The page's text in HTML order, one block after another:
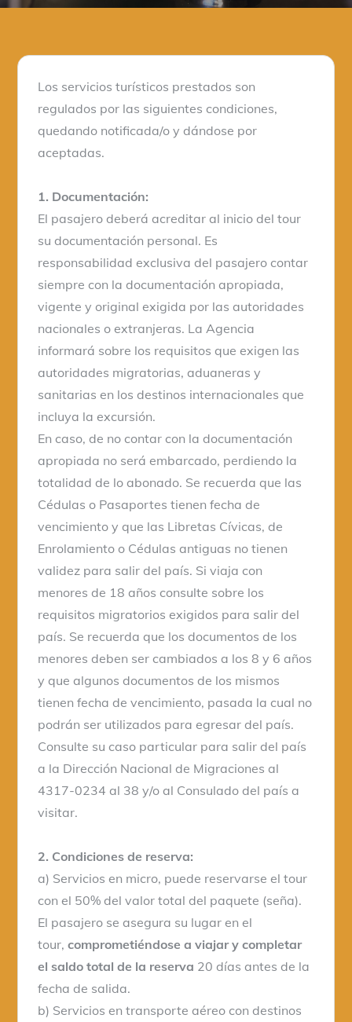
Los servicios turísticos prestados son
regulados por las siguientes condiciones,
quedando notificada/o y dándose por
aceptadas.
1. Documentación:
El pasajero deberá acreditar al inicio del tour
su documentación personal. Es
responsabilidad exclusiva del pasajero contar
siempre con la documentación apropiada,
vigente y original exigida por las autoridades
nacionales o extranjeras. La Agencia
informará sobre los requisitos que exigen las
autoridades migratorias, aduaneras y
sanitarias en los destinos internacionales que
incluya la excursión.
En caso, de no contar con la documentación
apropiada no será embarcado, perdiendo la
totalidad de lo abonado. Se recuerda que las
Cédulas o Pasaportes tienen fecha de
vencimiento y que las Libretas Cívicas, de
Enrolamiento o Cédulas antiguas no tienen
validez para salir del país. Si viaja con
menores de 18 años consulte sobre los
requisitos migratorios exigidos para salir del
país. Se recuerda que los documentos de los
menores deben ser cambiados a los 8 y 6 años
y que algunos documentos de los mismos
tienen fecha de vencimiento, pasada la cual no
podrán ser utilizados para egresar del país.
Consulte su caso particular para salir del país
a la Dirección Nacional de Migraciones al
4317-0234 al 38 y/o al Consulado del país a
visitar.
2. Condiciones de reserva:
a) Servicios en micro, puede reservarse el tour
con el 50% del valor total del paquete (seña).
El pasajero se asegura su lugar en el
tour,comprometiéndose a viajar y completar
el saldo total de la reserva 20 días antes de la
fecha de salida.
b) Servicios en transporte aéreo con destinos